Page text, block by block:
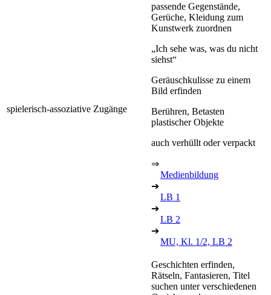
spielerisch-assoziative Zugänge
passende Gegenstände,
Gerüche, Kleidung zum
Kunstwerk zuordnen
„Ich sehe was, was du nicht
siehst“
Geräuschkulisse zu einem
Bild erfinden
Berühren, Betasten
plastischer Objekte
auch verhüllt oder verpackt
⇒
Medienbildung
➔
LB 1
➔
LB 2
➔
MU, Kl. 1/2, LB 2
Geschichten erfinden,
Rätseln, Fantasieren, Titel
suchen unter verschiedenen